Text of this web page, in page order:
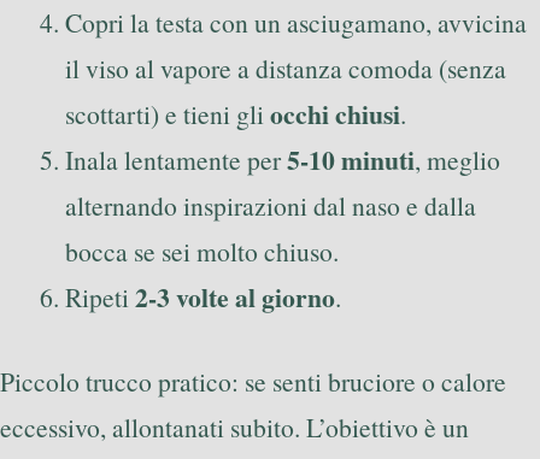
Copri la testa con un asciugamano, avvicina
il viso al vapore a distanza comoda (senza
scottarti) e tieni gli occhi chiusi.
Inala lentamente per5-10 minuti, meglio
alternando inspirazioni dal naso e dalla
bocca se sei molto chiuso.
Ripeti 2-3 volte al giorno.
Piccolo trucco pratico: se senti bruciore o calore
eccessivo, allontanati subito. L’obiettivo è un